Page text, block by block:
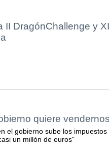
II DragónChallenge y
quiere
el gobierno sube los
un millón de euros"